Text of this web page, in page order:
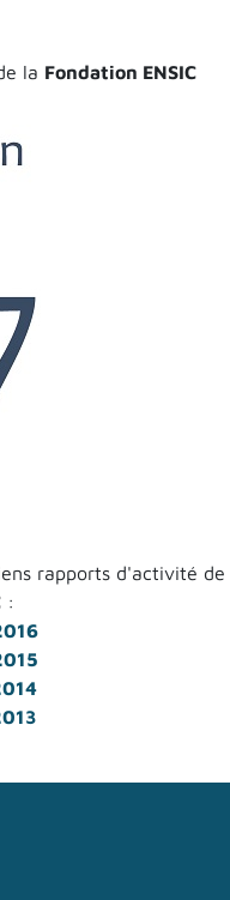
la Fondation ENSIC
rapports d'activité de
: